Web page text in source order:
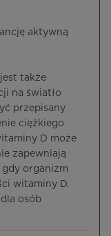
aktywną
także
na światło
przepisany
ciężkiego
D może
zapewniają
organizm
witaminy D.
osób